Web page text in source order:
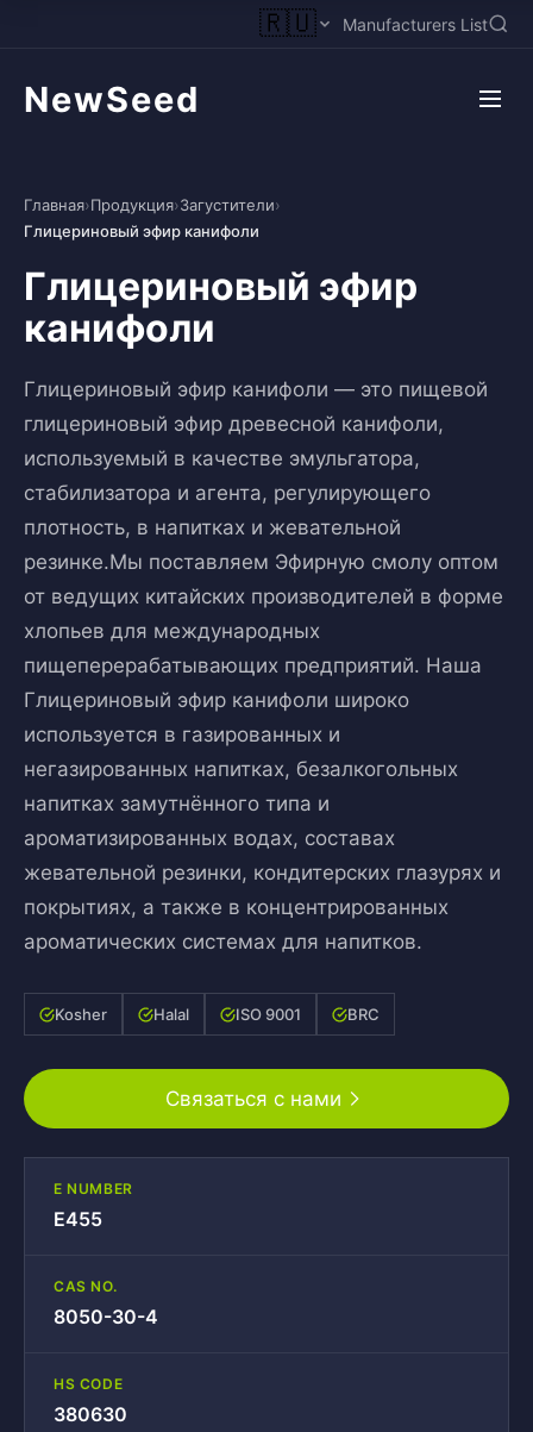
🇷🇺 Manufacturers List
NewSeed
Главная›Продукция›Загустители›
Глицериновый эфир канифоли
Глицериновый эфир
канифоли
Глицериновый эфир канифоли — это пищевой
глицериновый эфир древесной канифоли,
используемый в качестве эмульгатора,
стабилизатора и агента, регулирующего
плотность, в напитках и жевательной
резинке.Мы поставляем Эфирную смолу оптом
от ведущих китайских производителей в форме
хлопьев для международных
пищеперерабатывающих предприятий. Наша
Глицериновый эфир канифоли широко
используется в газированных и
негазированных напитках, безалкогольных
напитках замутнённого типа и
ароматизированных водах, составах
жевательной резинки, кондитерских глазурях и
покрытиях, а также в концентрированных
ароматических системах для напитков.
Kosher Halal ISO 9001 BRC
Связаться с нами
E NUMBER
E455
CAS NO.
8050-30-4
HS CODE
380630